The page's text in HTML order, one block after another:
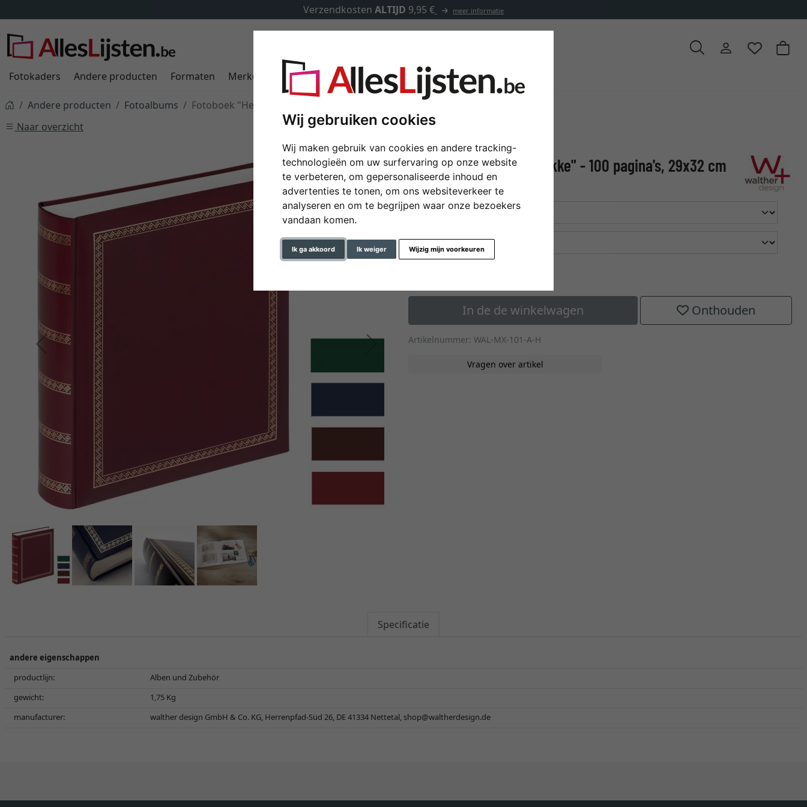
Wij gebruiken cookies
Wij maken gebruik van cookies en andere tracking-
technologieën om uw surfervaring op onze website
te verbeteren, om gepersonaliseerde inhoud en
advertenties te tonen, om ons websiteverkeer te
analyseren en om te begrijpen waar onze bezoekers
vandaan komen.
Ik ga akkoord Ik weiger Wijzig mijn voorkeuren
Verzendkosten ALTIJD 9,95 € meer informatie
Fotokaders Andere producten Formaten Merken Kaders op maat Passe-partouts Toebehoren
Andere producten Fotoalbums
Fotoboek "Het chique Dikke" - 100 pagina's, 29x32 cm
Naar overzicht
Terug Verder
Fotoboek "Het chique Dikke" - 100 pagina's, 29x32 cm
formaat
kleur
In de de winkelwagen Onthouden
Artikelnummer: WAL-MX-101-A-H
Vragen over artikel
Specificatie
andere eigenschappen
productlijn:
Alben und Zubehör
gewicht:
1,75 Kg
manufacturer:
walther design GmbH & Co. KG, Herrenpfad-Süd 26, DE 41334 Nettetal,shop@waltherdesign.de